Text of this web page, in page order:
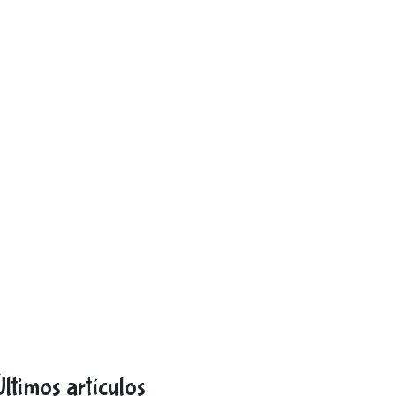
artículos